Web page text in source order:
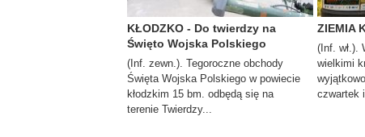
KŁODZKO - Do twierdzy na
Święto Wojska Polskiego
(Inf. zewn.). Tegoroczne obchody
Święta Wojska Polskiego w powiecie
kłodzkim 15 bm. odbędą się na
terenie Twierdzy...
ZIEMIA
(Inf. wł.).
wielkimi
czwartek